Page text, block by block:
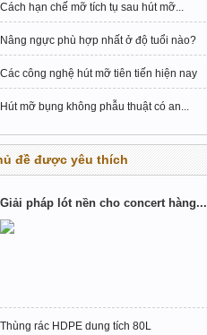
Cách hạn chế mỡ tích tụ sau hút mỡ...
Nâng ngực phù hợp nhất ở độ tuổi nào?
Các công nghệ hút mỡ tiên tiến hiện nay
Hút mỡ bụng không phẫu thuật có an...
đề được yêu thích
Giải pháp lót nền cho concert hàng...
Thùng rác HDPE dung tích 80L